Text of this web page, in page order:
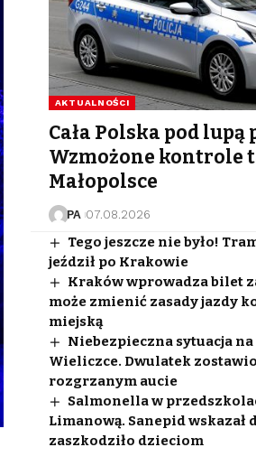
AKTUALNOŚCI
Cała Polska pod lupą
Wzmożone kontrole
Małopolsce
PA 07.08.2026
Tego jeszcze nie było!
jeździł po Krakowie
Kraków wprowadza bilet
może zmienić zasady jazdy
miejską
Niebezpieczna sytuacja
Wieliczce. Dwulatek
rozgrzanym aucie
Salmonella w
Limanową. Sanepid wskazał
zaszkodziło dzieciom